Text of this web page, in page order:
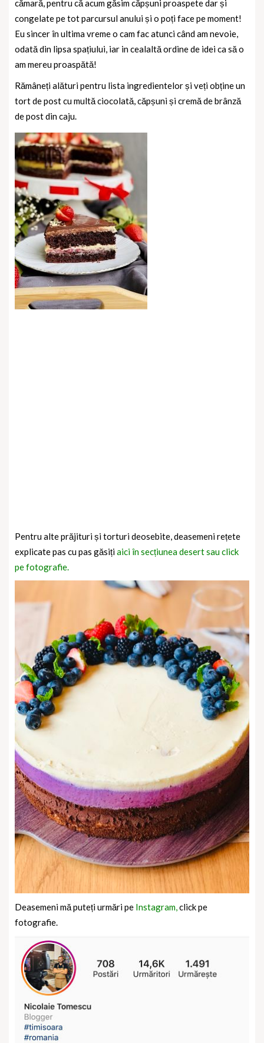
cămară, pentru că acum găsim căpșuni proaspete dar și
congelate pe tot parcursul anului și o poți face pe moment!
Eu sincer în ultima vreme o cam fac atunci când am nevoie,
odată din lipsa spațiului, iar in cealaltă ordine de idei ca să o
am mereu proaspătă!
Rămâneți alături pentru lista ingredientelor și veți obține un
tort de post cu multă ciocolată, căpșuni și cremă de brânză
de post din caju.
Pentru alte prăjituri și torturi deosebite, deasemeni rețete
explicate pas cu pas găsițiaici în secțiunea desert sau click
pe fotografie.
Deasemeni mă puteți urmări pe Instagram,click pe
fotografie.